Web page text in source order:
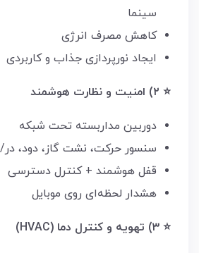
سینما
کاهش مصرف انرژی
ایجاد نورپردازی جذاب و کاربردی
⭐ ۲) امنیت و نظارت هوشمند
دوربین مداربسته تحت شبکه
سنسور حرکت، نشت گاز، دود، در/
قفل هوشمند + کنترل دسترسی
هشدار لحظه‌ای روی موبایل
⭐ ۳) تهویه و کنترل دما (HVAC)